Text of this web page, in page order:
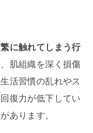
に触れてしまう行
肌組織を深く損傷
活習慣の乱れやス
復力が低下してい
あります。